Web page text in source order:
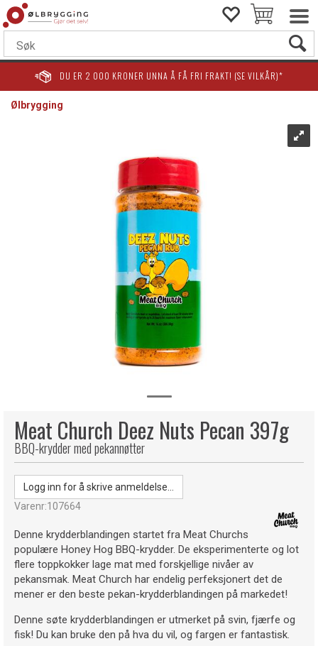
DU ER 2 000 KRONER UNNA Å FÅ FRI FRAKT! (SE VILKÅR)*
Ølbrygging
Meat Church Deez Nuts Pecan 397g
BBQ-krydder med pekannøtter
Logg inn for å skrive anmeldelse...
Varenr:107664
Denne krydderblandingen startet fra Meat Churchs
populære Honey Hog BBQ-krydder. De eksperimenterte og lot
flere toppkokker lage mat med forskjellige nivåer av
pekansmak. Meat Church har endelig perfeksjonert det de
mener er den beste pekan-krydderblandingen på markedet!
Denne søte krydderblandingen er utmerket på svin, fjærfe og
fisk! Du kan bruke den på hva du vil, og fargen er fantastisk.